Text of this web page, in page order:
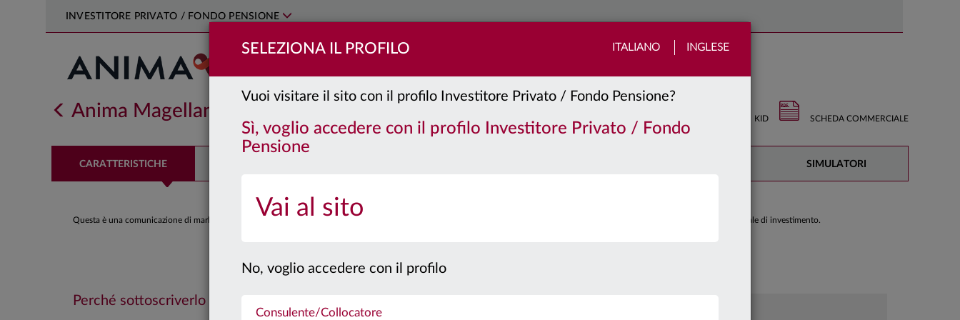
SELEZIONA IL PROFILO ITALIANO INGLESE
Vuoi visitare il sito con il profilo Investitore Privato / Fondo Pensione?
Sì, voglio accedere con il profilo Investitore Privato / Fondo
Pensione
Vai al sito
No, voglio accedere con il profilo
Consulente/Collocatore
INVESTITORE PRIVATO / FONDO PENSIONE
Anima Magellano SCHEDA COMMERCIALE
KID
CARATTERISTICHE SIMULATORI
Questa è una comunicazione di marketing. Si prega di consultare il prospetto e il documento contenente le informazioni chiave per gli investitori prima di prendere una decisione finale di investimento.
Caratteristiche
Perché sottoscriverlo